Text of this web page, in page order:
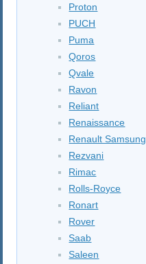
Proton
PUCH
Puma
Qoros
Qvale
Ravon
Reliant
Renaissance
Renault Samsung
Rezvani
Rimac
Rolls-Royce
Ronart
Rover
Saab
Saleen